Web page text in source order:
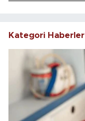
Kategori Haberler